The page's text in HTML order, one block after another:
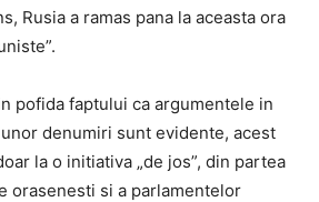
Rusia a ramas pana la aceasta ora
pofida faptului ca argumentele in
denumiri sunt evidente, acest
la o initiativa „de jos”, din partea
orasenesti si a parlamentelor